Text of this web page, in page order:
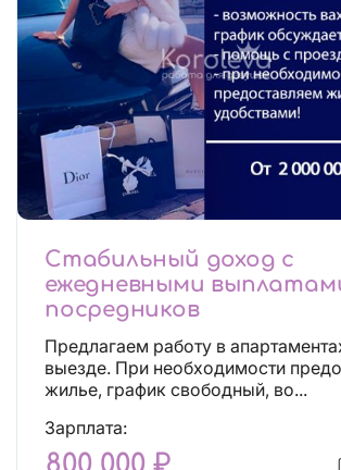
Стабильный доход с
ежедневными
посредников
Предлагаем работу в
выезде. При необходимости предоставляем
жилье, график свободный, во...
Зарплата: